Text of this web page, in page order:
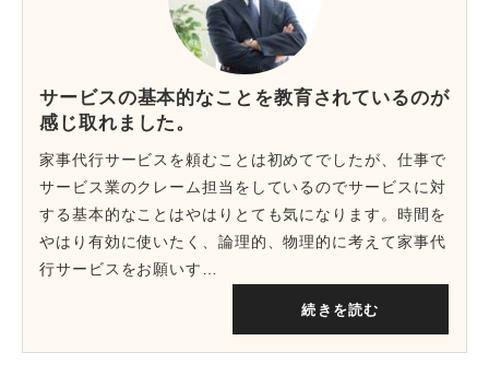
サービスの基本的なことを教育されているのが
感じ取れました。
家事代行サービスを頼むことは初めてでしたが、仕事で
サービス業のクレーム担当をしているのでサービスに対
する基本的なことはやはりとても気になります。時間を
やはり有効に使いたく、論理的、物理的に考えて家事代
行サービスをお願いす…
続きを読む